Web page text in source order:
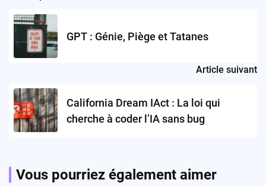
navigation
GPT : Génie, Piège et Tatanes
Article suivant
California Dream IAct : La loi qui
cherche à coder l’IA sans bug
Vous pourriez également aimer